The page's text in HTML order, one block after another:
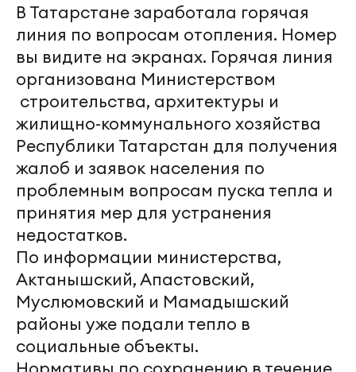
В Татарстане заработала горячая
линия по вопросам отопления. Номер
вы видите на экранах. Горячая линия
организована Министерством
строительства, архитектуры и
жилищно-коммунального хозяйства
Республики Татарстан для получения
жалоб и заявок населения по
проблемным вопросам пуска тепла и
принятия мер для устранения
недостатков.
По информации министерства,
Актанышский, Апастовский,
Муслюмовский и Мамадышский
районы уже подали тепло в
социальные объекты.